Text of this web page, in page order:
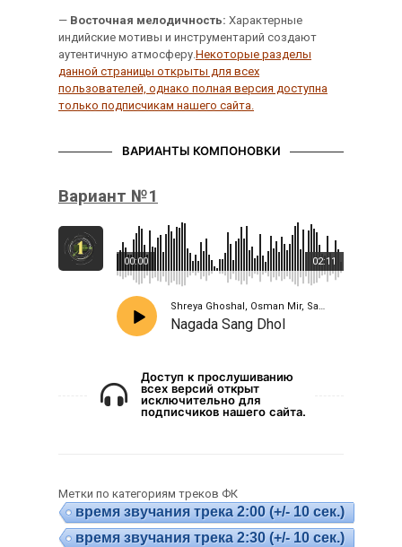
— Восточная мелодичность: Характерные
индийские мотивы и инструментарий создают
аутентичную атмосферу.Некоторые разделы
данной страницы открыты для всех
пользователей, однако полная версия доступна
только подписчикам нашего сайта.
ВАРИАНТЫ КОМПОНОВКИ
Вариант №1
02:11
00:00
Shreya Ghoshal, Osman Mir, Sanjay Leela Bhansali
Nagada Sang Dhol
Доступ к прослушиванию
всех версий открыт
исключительно для
подписчиков нашего сайта.
Метки по категориям треков ФК
время звучания трека 2:00 (+/- 10 сек.)
время звучания трека 2:30 (+/- 10 сек.)